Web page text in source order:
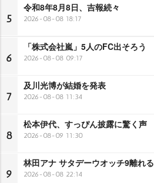
5
令和8年8月8日、吉報続々
2026-08-08 18:17
6
「株式会社嵐」5人のFC出そろう
2026-08-08 09:17
7
及川光博が結婚を発表
2026-08-08 11:34
8
松本伊代、すっぴん披露に驚く声
2026-08-09 11:30
9
林田アナ サタデーウオッチ9離れる
2026-08-08 22:14